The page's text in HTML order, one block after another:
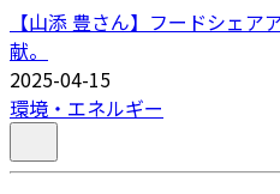
【山添 豊さん】フードシェ
献。
2025-04-15
環境・エネルギー